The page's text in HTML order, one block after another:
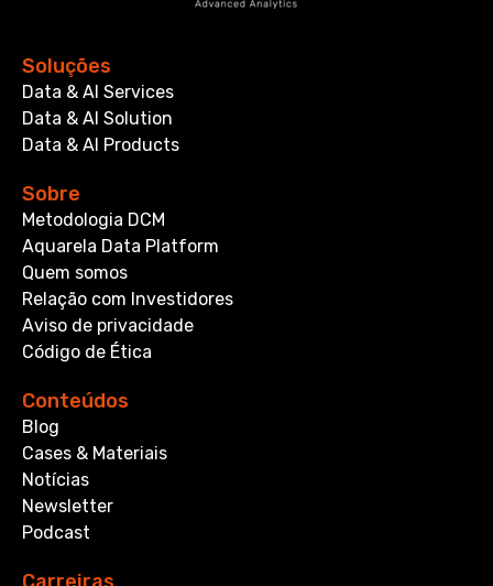
Soluções
Data & AI Services
Data & AI Solution
Data & AI Products
Sobre
Metodologia DCM
Aquarela Data Platform
Quem somos
Relação com Investidores
Aviso de privacidade
Código de Ética
Conteúdos
Blog
Cases & Materiais
Notícias
Newsletter
Podcast